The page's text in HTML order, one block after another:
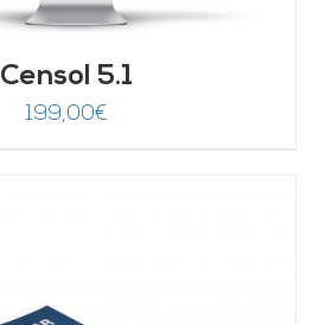
Censol 5.1
199,00€